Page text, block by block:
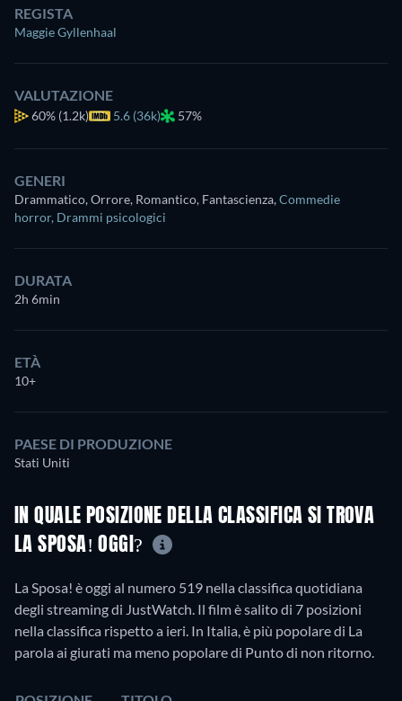
REGISTA
Maggie Gyllenhaal
VALUTAZIONE
60% (1.2k) 5.6 (36k) 57%
GENERI
Drammatico, Orrore, Romantico, Fantascienza,Commedie
horror, Drammi psicologici
DURATA
2h 6min
ETÀ
10+
PAESE DI PRODUZIONE
Stati Uniti
IN QUALE POSIZIONE DELLA CLASSIFICA SI TROVA
LA SPOSA! OGGI?
La Sposa! è oggi al numero 519 nella classifica quotidiana
degli streaming di JustWatch. Il film è salito di 7 posizioni
nella classifica rispetto a ieri. In Italia, è più popolare di La
parola ai giurati ma meno popolare di Punto di non ritorno.